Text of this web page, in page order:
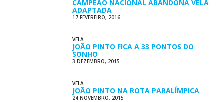
CAMPEÃO NACIONAL ABANDONA VELA
ADAPTADA
17 FEVEREIRO, 2016
VELA
JOÃO PINTO FICA A 33 PONTOS DO
SONHO
3 DEZEMBRO, 2015
VELA
JOÃO PINTO NA ROTA PARALÍMPICA
24 NOVEMBRO, 2015